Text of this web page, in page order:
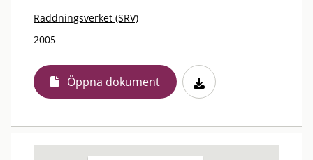
Räddningsverket (SRV)
2005
Öppna dokument